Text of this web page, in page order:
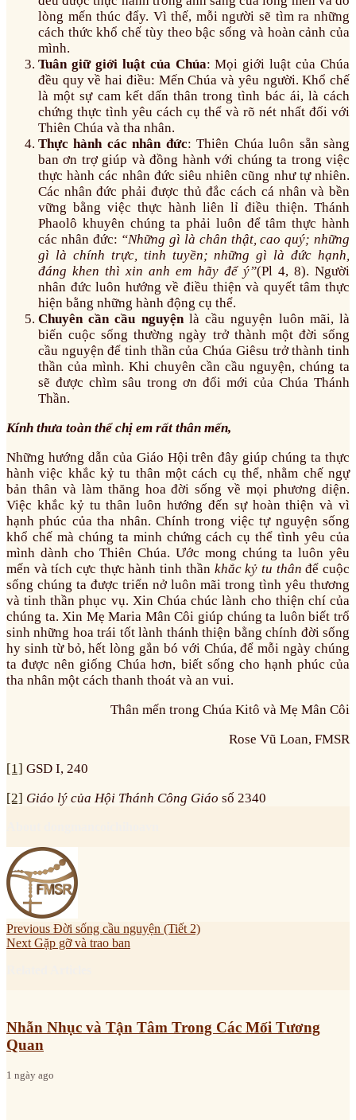
lòng mến thúc đẩy. Vì thế, mỗi người sẽ tìm ra những
cách thức khổ chế tùy theo bậc sống và hoàn cảnh của
mình.
Tuân giữ giới luật của Chúa: Mọi giới luật của Chúa
đều quy về hai điều: Mến Chúa và yêu người. Khổ chế
là một sự cam kết dấn thân trong tình bác ái, là cách
chứng thực tình yêu cách cụ thể và rõ nét nhất đối với
Thiên Chúa và tha nhân.
Thực hành các nhân đức: Thiên Chúa luôn sẵn sàng
ban ơn trợ giúp và đồng hành với chúng ta trong việc
thực hành các nhân đức siêu nhiên cũng như tự nhiên.
Các nhân đức phải được thủ đắc cách cá nhân và bền
vững bằng việc thực hành liên lỉ điều thiện. Thánh
Phaolô khuyên chúng ta phải luôn để tâm thực hành
các nhân đức: “Những gì là chân thật, cao quý; những
gì là chính trực, tinh tuyền; những gì là đức hạnh,
đáng khen thì xin anh em hãy để ý”(Pl 4, 8). Người
nhân đức luôn hướng về điều thiện và quyết tâm thực
hiện bằng những hành động cụ thể.
Chuyên cần cầu nguyệnlà cầu nguyện luôn mãi, là
biến cuộc sống thường ngày trở thành một đời sống
cầu nguyện để tinh thần của Chúa Giêsu trở thành tinh
thần của mình. Khi chuyên cần cầu nguyện, chúng ta
sẽ được chìm sâu trong ơn đổi mới của Chúa Thánh
Thần.
Kính thưa toàn thể chị em rất thân mến,
Những hướng dẫn của Giáo Hội trên đây giúp chúng ta thực
hành việc khắc kỷ tu thân một cách cụ thể, nhằm chế ngự
bản thân và làm thăng hoa đời sống về mọi phương diện.
Việc khắc kỷ tu thân luôn hướng đến sự hoàn thiện và vì
hạnh phúc của tha nhân. Chính trong việc tự nguyện sống
khổ chế mà chúng ta minh chứng cách cụ thể tình yêu của
mình dành cho Thiên Chúa. Ước mong chúng ta luôn yêu
mến và tích cực thực hành tinh thần khắc kỷ tu thân để cuộc
sống chúng ta được triển nở luôn mãi trong tình yêu thương
và tinh thần phục vụ. Xin Chúa chúc lành cho thiện chí của
chúng ta. Xin Mẹ Maria Mân Côi giúp chúng ta luôn biết trổ
sinh những hoa trái tốt lành thánh thiện bằng chính đời sống
hy sinh từ bỏ, hết lòng gắn bó với Chúa, để mỗi ngày chúng
ta được nên giống Chúa hơn, biết sống cho hạnh phúc của
tha nhân một cách thanh thoát và an vui.
Thân mến trong Chúa Kitô và Mẹ Mân Côi
Rose Vũ Loan, FMSR
[1] GSD I, 240
[2] Giáo lý của Hội Thánh Công Giáo số 2340
Previous Đời sống cầu nguyện (Tiết 2)
Next Gặp gỡ và trao ban
Nhẫn Nhục và Tận Tâm Trong Các Mối Tương
Quan
1 ngày ago